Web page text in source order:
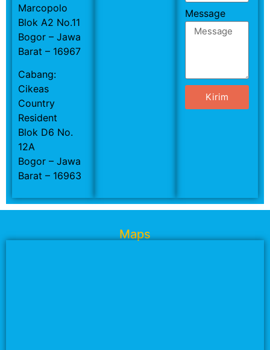
Marcopolo
Blok A2 No.11
Bogor – Jawa
Barat – 16967
Cabang:
Cikeas
Country
Resident
Blok D6 No.
12A
Bogor – Jawa
Barat – 16963
Message
Kirim
Maps